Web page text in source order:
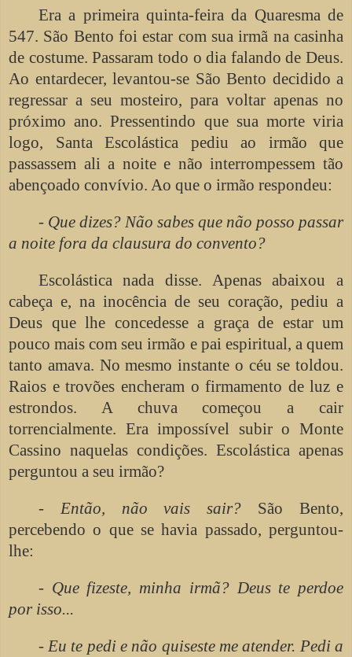
Era a primeira quinta-feira da Quaresma de
547. São Bento foi estar com sua irmã na casinha
de costume. Passaram todo o dia falando de Deus.
Ao entardecer, levantou-se São Bento decidido a
regressar a seu mosteiro, para voltar apenas no
próximo ano. Pressentindo que sua morte viria
logo, Santa Escolástica pediu ao irmão que
passassem ali a noite e não interrompessem tão
abençoado convívio. Ao que o irmão respondeu:
- Que dizes? Não sabes que não posso passar
a noite fora da clausura do convento?
Escolástica nada disse. Apenas abaixou a
cabeça e, na inocência de seu coração, pediu a
Deus que lhe concedesse a graça de estar um
pouco mais com seu irmão e pai espiritual, a quem
tanto amava. No mesmo instante o céu se toldou.
Raios e trovões encheram o firmamento de luz e
estrondos. A chuva começou a cair
torrencialmente. Era impossível subir o Monte
Cassino naquelas condições. Escolástica apenas
perguntou a seu irmão?
- Então, não vais sair? São Bento,
percebendo o que se havia passado, perguntou-
lhe:
- Que fizeste, minha irmã? Deus te perdoe
por isso...
-Eu te pedi e não quiseste me atender. Pedi a